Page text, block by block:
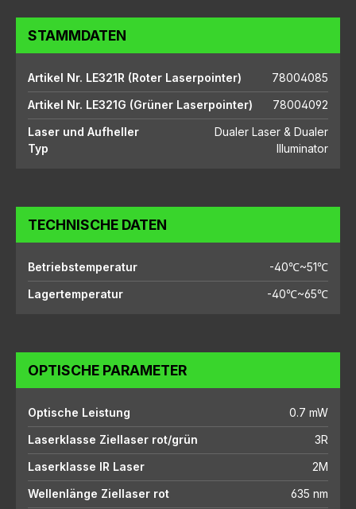
STAMMDATEN
Artikel Nr. LE321R (Roter Laserpointer)
78004085
Artikel Nr. LE321G (Grüner Laserpointer)
78004092
Laser und Aufheller
Typ
Dualer Laser & Dualer
Illuminator
TECHNISCHE DATEN
Betriebstemperatur
-40℃~51℃
Lagertemperatur
-40℃~65℃
OPTISCHE PARAMETER
Optische Leistung
0.7 mW
Laserklasse Ziellaser rot/grün
3R
Laserklasse IR Laser
2M
Wellenlänge Ziellaser rot
635 nm